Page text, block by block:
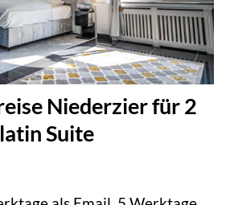
Niederzier für 2
Suite